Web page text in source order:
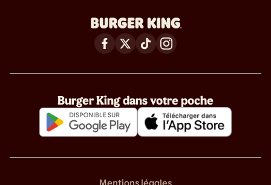
Burger King dans votre poche
Mentions légales